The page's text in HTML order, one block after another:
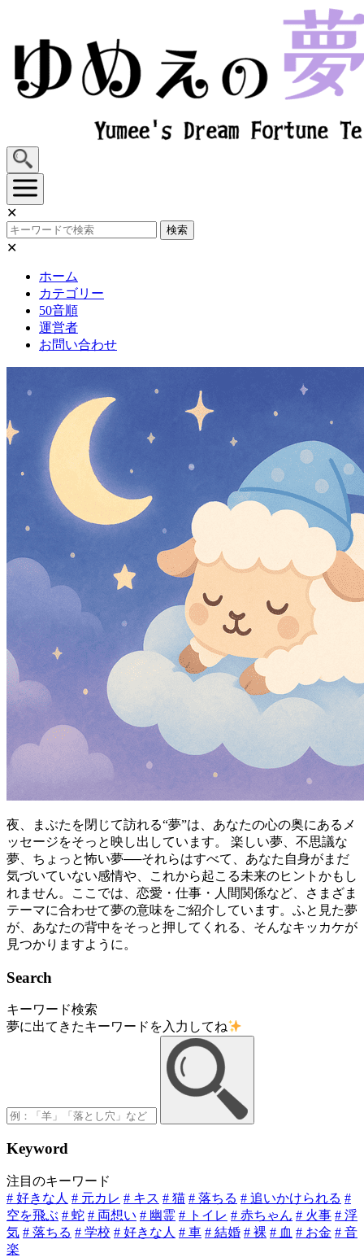
content
✕
検索
✕
ホーム
カテゴリー
50音順
運営者
お問い合わせ
夜、まぶたを閉じて訪れる“夢”は、あなたの心の奥にあるメ
ッセージをそっと映し出しています。 楽しい夢、不思議な
夢、ちょっと怖い夢──それらはすべて、あなた自身がまだ
気づいていない感情や、これから起こる未来のヒントかもし
れません。ここでは、恋愛・仕事・人間関係など、さまざま
テーマに合わせて夢の意味をご紹介しています。ふと見た夢
が、あなたの背中をそっと押してくれる、そんなキッカケが
見つかりますように。
Search
キーワード検索
夢に出てきたキーワードを入力してね
Keyword
注目のキーワード
# 好きな人 # 元カレ # キス # 猫 # 落ちる # 追いかけられる #
空を飛ぶ # 蛇 # 両想い # 幽霊 # トイレ # 赤ちゃん # 火事 # 浮
気 # 落ちる # 学校 # 好きな人 # 車 # 結婚 # 裸 # 血 # お金 # 音
楽